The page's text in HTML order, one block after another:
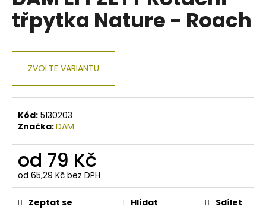
0,0
z
třpytka Nature - Roach
ZVOLTE VARIANTU
Kód: 5130203
Značka:DAM
od 79 Kč
od 65,29 Kč bez DPH
Měrná
cena:Zeptat se Hlídat Sdílet
a
j
í
D
o